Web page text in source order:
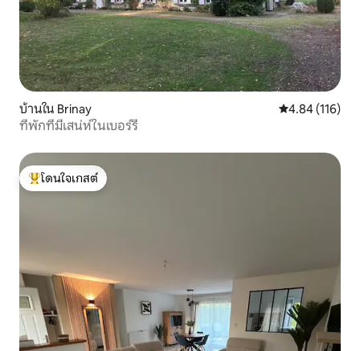
บ้านใน Brinay คะแนนเฉลี่ย
4.84 (116)
ที่พักที่มีเสน่ห์ในเบอร์รี
โดนใจเกสต์ที่สุด
โดนใจเกสต์